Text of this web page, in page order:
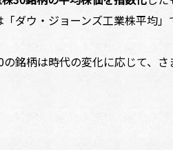
ダウ・ジョーンズ工業株平均
銘柄は時代の変化に応じて、さ